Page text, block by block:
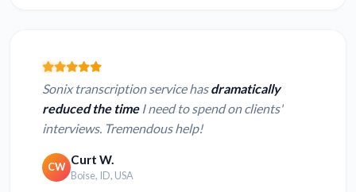
Sonix transcription service hasdramatically
reduced the timeI need to spend on clients'
interviews. Tremendous help!
CW Curt W.
Boise, ID, USA